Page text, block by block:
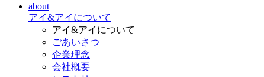
about
アイ&アイについて
アイ&アイについて
ごあいさつ
企業理念
会社概要